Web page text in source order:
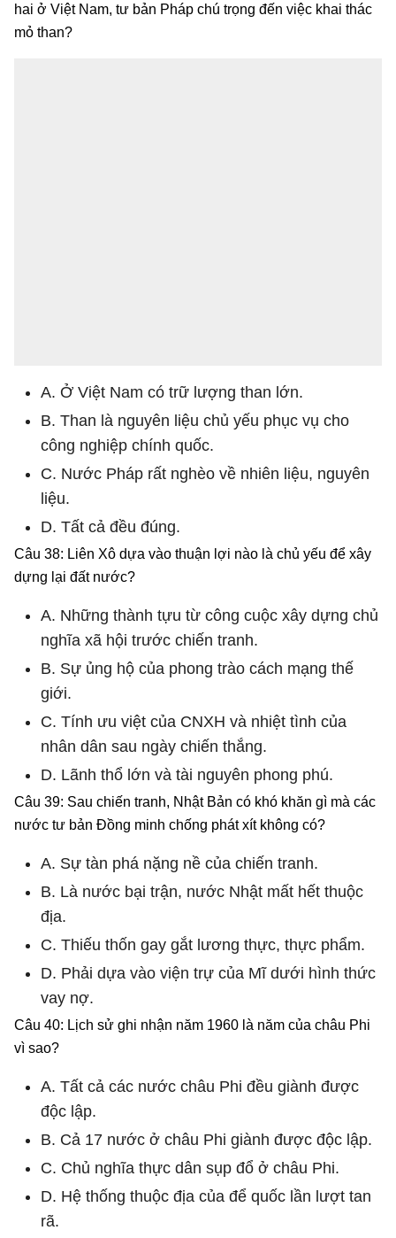
hai ở Việt Nam, tư bản Pháp chú trọng đến việc khai thác
mỏ than?
A. Ở Việt Nam có trữ lượng than lớn.
B. Than là nguyên liệu chủ yếu phục vụ cho
công nghiệp chính quốc.
C. Nước Pháp rất nghèo về nhiên liệu, nguyên
liệu.
D. Tất cả đều đúng.
Câu 38: Liên Xô dựa vào thuận lợi nào là chủ yếu để xây
dựng lại đất nước?
A. Những thành tựu từ công cuộc xây dựng chủ
nghĩa xã hội trước chiến tranh.
B. Sự ủng hộ của phong trào cách mạng thế
giới.
C. Tính ưu việt của CNXH và nhiệt tình của
nhân dân sau ngày chiến thắng.
D. Lãnh thổ lớn và tài nguyên phong phú.
Câu 39: Sau chiến tranh, Nhật Bản có khó khăn gì mà các
nước tư bản Đồng minh chống phát xít không có?
A. Sự tàn phá nặng nề của chiến tranh.
B. Là nước bại trận, nước Nhật mất hết thuộc
địa.
C. Thiếu thốn gay gắt lương thực, thực phẩm.
D. Phải dựa vào viện trự của Mĩ dưới hình thức
vay nợ.
Câu 40: Lịch sử ghi nhận năm 1960 là năm của châu Phi
vì sao?
A. Tất cả các nước châu Phi đều giành được
độc lập.
B. Cả 17 nước ở châu Phi giành được độc lập.
C. Chủ nghĩa thực dân sụp đổ ở châu Phi.
D. Hệ thống thuộc địa của để quốc lần lượt tan
rã.